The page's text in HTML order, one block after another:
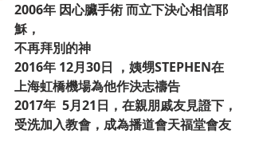
2006年 因心臟手術 而立下決心相信耶
穌，
不再拜別的神
2016年 12月30日 ，姨甥STEPHEN在
上海虹橋機場為他作決志禱告
2017年  5月21日，在親朋戚友見證下，
受洗加入教會，成為播道會天福堂會友